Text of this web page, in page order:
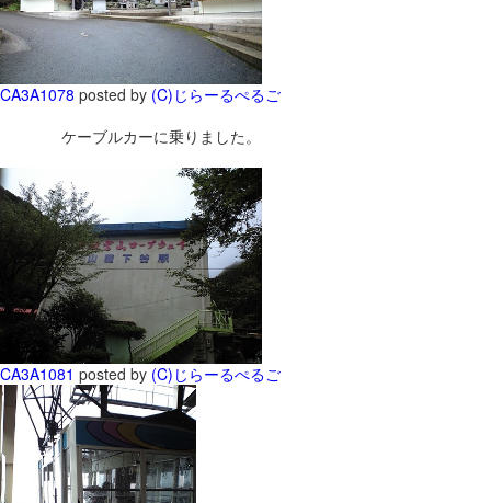
CA3A1078 posted by (C)じらーるぺるご
ケーブルカーに乗りました。
CA3A1081 posted by (C)じらーるぺるご